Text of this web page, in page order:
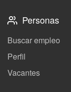
Personas
Buscar empleo
Perfil
Vacantes